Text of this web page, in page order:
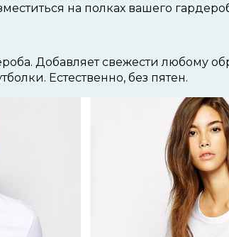
на полках вашего
Добавляет свежести любому
Естественно, без пятен.